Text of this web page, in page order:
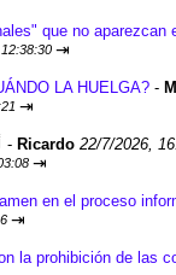
que no
⇥
LA HUELGA? -
⇥
- Ricardo 22/7/2026,
⇥
en el proceso
⇥
la prohibición de las